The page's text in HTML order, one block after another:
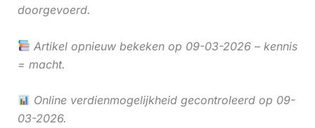
doorgevoerd.
Artikel opnieuw bekeken op 09-03-2026 – kennis
= macht.
Online verdienmogelijkheid gecontroleerd op 09-
03-2026.